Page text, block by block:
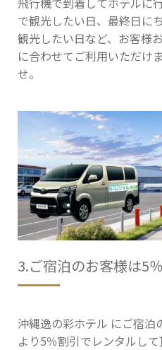
で観光したい日、最終日に
観光したい日など、お客様
に合わせてご利用いただけ
せ。
3.ご宿泊のお客様は5
沖縄逸の彩ホテル にご宿
より5％割引でレンタルして